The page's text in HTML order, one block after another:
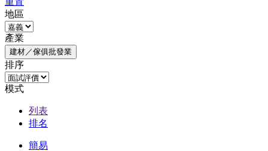
地區
產業
建材／傢俱批發業
排序
模式
列表
排名
簡易